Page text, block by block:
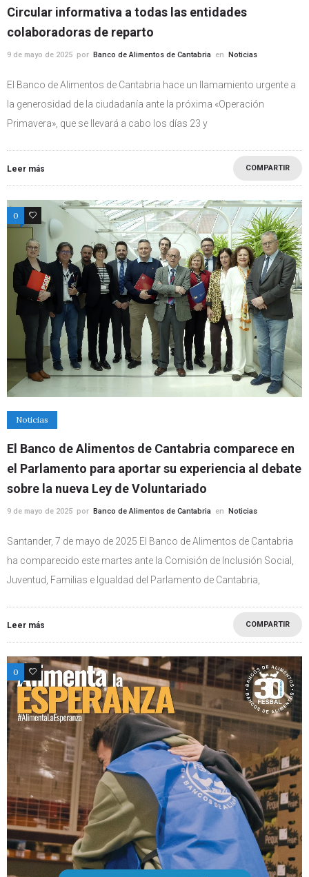
Circular informativa a todas las entidades
colaboradoras de reparto
9 de mayo de 2025 por Banco de Alimentos de Cantabria en Noticias
El Banco de Alimentos de Cantabria hace un llamamiento urgente a
la generosidad de la ciudadanía ante la próxima «Operación
Primavera», que se llevará a cabo los días 23 y
Leer más COMPARTIR
0 0
Noticias
El Banco de Alimentos de Cantabria comparece en
el Parlamento para aportar su experiencia al debate
sobre la nueva Ley de Voluntariado
9 de mayo de 2025 por Banco de Alimentos de Cantabria en Noticias
Santander, 7 de mayo de 2025 El Banco de Alimentos de Cantabria
ha comparecido este martes ante la Comisión de Inclusión Social,
Juventud, Familias e Igualdad del Parlamento de Cantabria,
Leer más COMPARTIR
0 1